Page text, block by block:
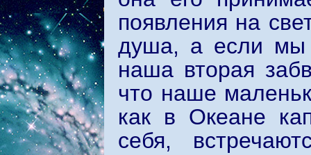
появления на
душа, а если мы
наша вторая
что наше
как в Океане
себя,